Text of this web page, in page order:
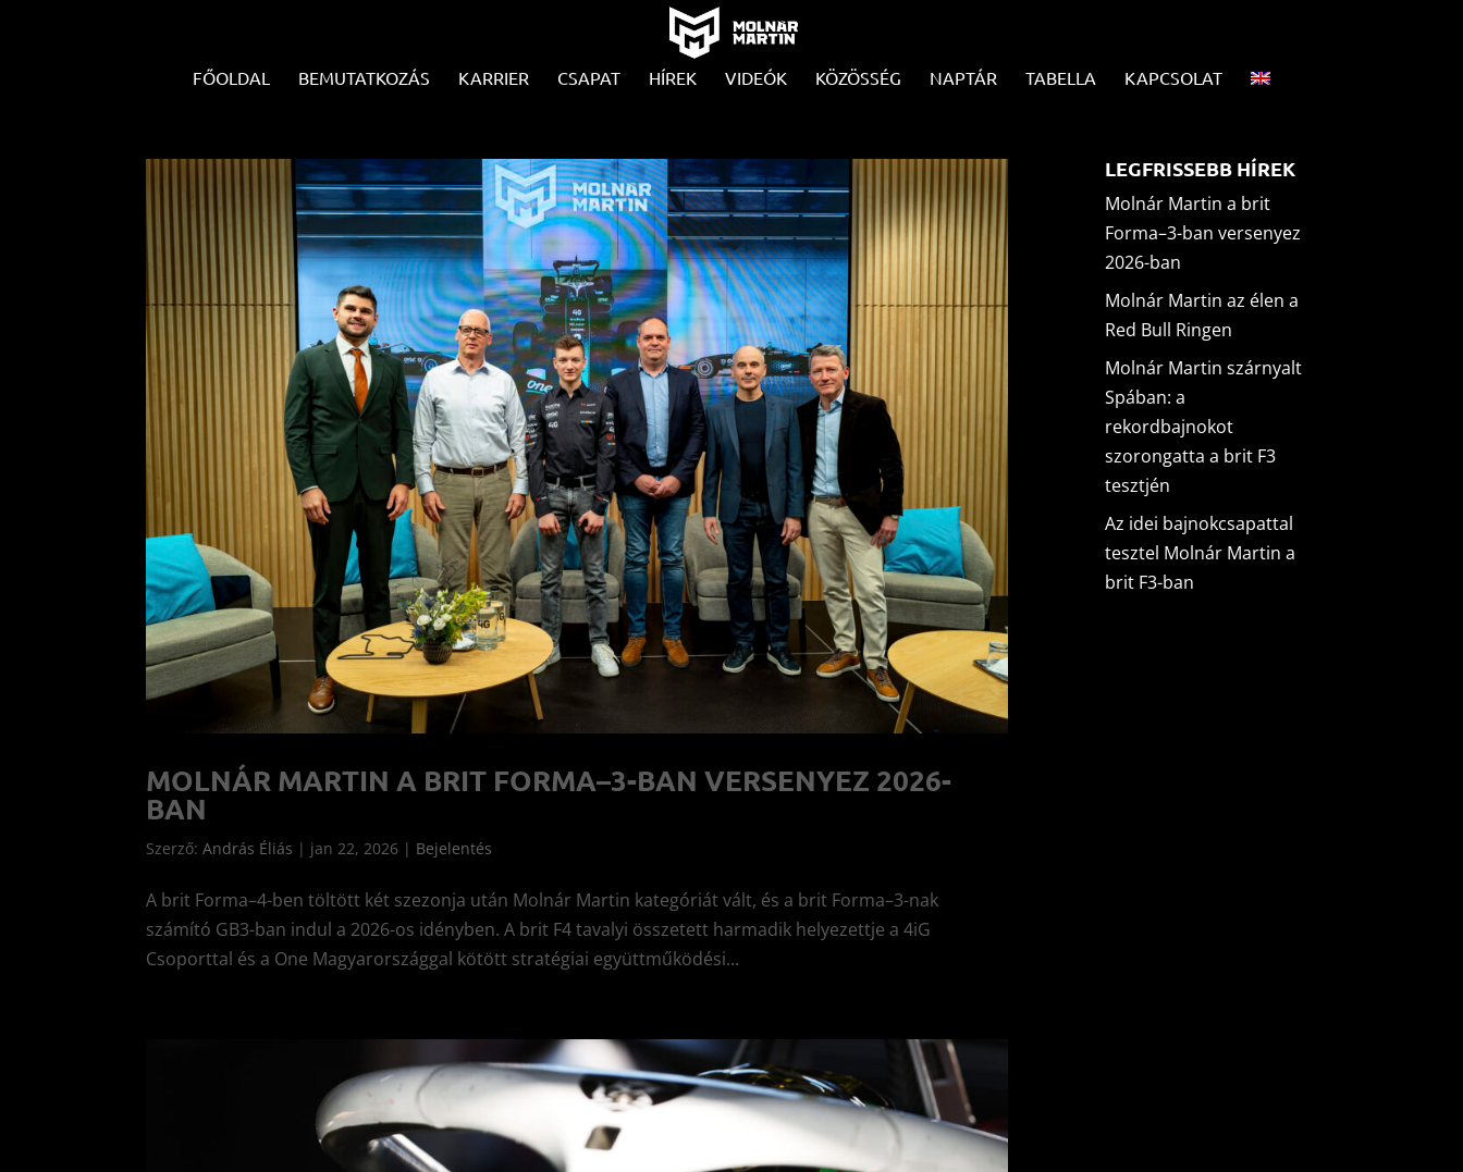
FŐOLDAL BEMUTATKOZÁS KARRIER CSAPAT HÍREK VIDEÓK KÖZÖSSÉG NAPTÁR TABELLA KAPCSOLAT
MOLNÁR MARTIN A BRIT FORMA–3-BAN VERSENYEZ 2026-
BAN
Szerző:András Éliás | jan 22, 2026 | Bejelentés
A brit Forma–4-ben töltött két szezonja után Molnár Martin kategóriát vált, és a brit Forma–3-nak
számító GB3-ban indul a 2026-os idényben. A brit F4 tavalyi összetett harmadik helyezettje a 4iG
Csoporttal és a One Magyarországgal kötött stratégiai együttműködési...
LEGFRISSEBB HÍREK
Molnár Martin a brit
Forma–3-ban versenyez
2026-ban
Molnár Martin az élen a
Red Bull Ringen
Molnár Martin szárnyalt
Spában: a
rekordbajnokot
szorongatta a brit F3
tesztjén
Az idei bajnokcsapattal
tesztel Molnár Martin a
brit F3-ban